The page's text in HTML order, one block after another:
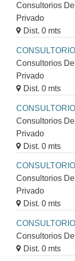
Consultorios
Privado
Dist. 0 mts
Consultorios
Privado
Dist. 0 mts
Consultorios
Privado
Dist. 0 mts
Consultorios
Privado
Dist. 0 mts
Consultorios
Dist. 0 mts